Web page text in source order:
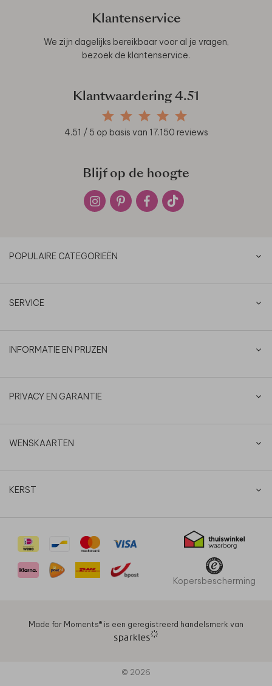
Klantenservice
We zijn dagelijks bereikbaar voor al je vragen,
bezoek de klantenservice.
Klantwaardering 4.51
4.51 / 5 op basis van 17.150 reviews
Blijf op de hoogte
POPULAIRE CATEGORIEËN
SERVICE
INFORMATIE EN PRIJZEN
PRIVACY EN GARANTIE
WENSKAARTEN
KERST
Kopersbescherming
Made for Moments®️ is een geregistreerd handelsmerk van
© 2026